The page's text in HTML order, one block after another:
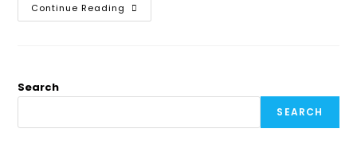
Continue Reading
Search
SEARCH